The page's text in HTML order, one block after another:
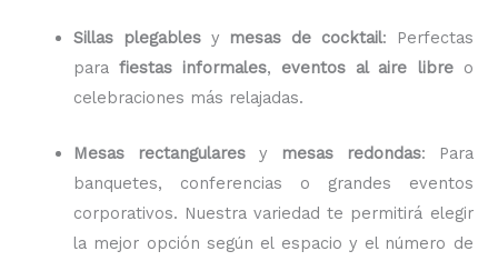
Sillas plegablesy mesas de cocktail: Perfectas
parafiestas informales, eventos al aire libreo
celebraciones más relajadas.
Mesas rectangulares y mesas redondas: Para
banquetes, conferencias o grandes eventos
corporativos. Nuestra variedad te permitirá elegir
la mejor opción según el espacio y el número de